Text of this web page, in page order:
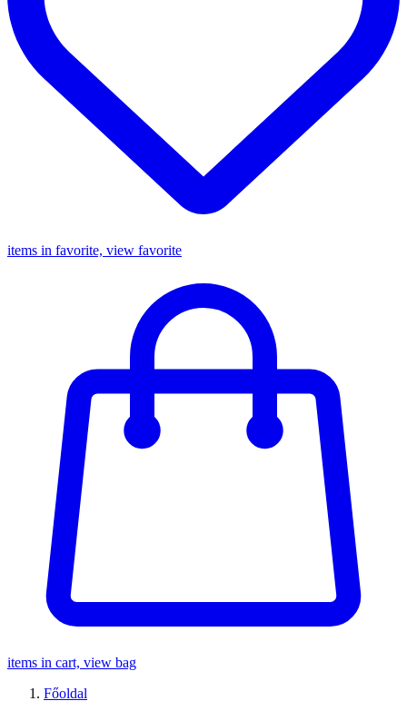
items in favorite, view favorite
items in cart, view bag
Főoldal